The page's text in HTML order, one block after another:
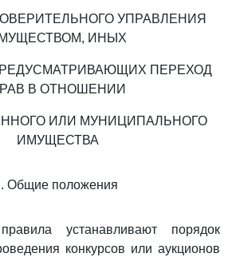
УПРАВЛЕНИЯ
ИНЫХ
ПЕРЕХОД
В ОТНОШЕНИИ
ИЛИ МУНИЦИПАЛЬНОГО
ИМУЩЕСТВА
I. Общие положения
устанавливают порядок
конкурсов или аукционов